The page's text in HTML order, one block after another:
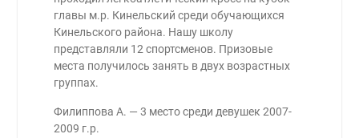
главы м.р. Кинельский среди обучающихся
Кинельского района. Нашу школу
представляли 12 спортсменов. Призовые
места получилось занять в двух возрастных
группах.
Филиппова А. — 3 место среди девушек 2007-
2009 г.р.